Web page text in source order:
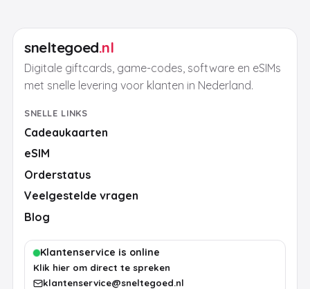
sneltegoed.nl
Digitale giftcards, game-codes, software en eSIMs
met snelle levering voor klanten in Nederland.
SNELLE LINKS
Cadeaukaarten
eSIM
Orderstatus
Veelgestelde vragen
Blog
Klantenservice is online
Klik hier om direct te spreken
klantenservice@sneltegoed.nl